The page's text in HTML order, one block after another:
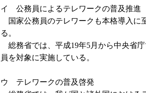
イ 公務員によるテレワークの普及推進
国家公務員のテレワークも本格導入に
る。
総務省では、平成19年5月から中央省
員を対象に実施している。
ウ テレワークの普及啓発